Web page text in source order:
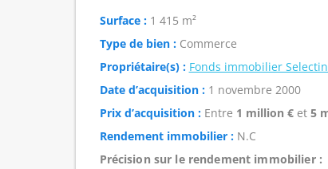
Surface :1 415 m²
Type de bien :Commerce
Propriétaire(s) : Fonds immobilier
Date d’acquisition :1 novembre 2000
Prix d’acquisition :Entre 1 million €et 5
Rendement immobilier :N.C
Précision sur le rendement immobilier :